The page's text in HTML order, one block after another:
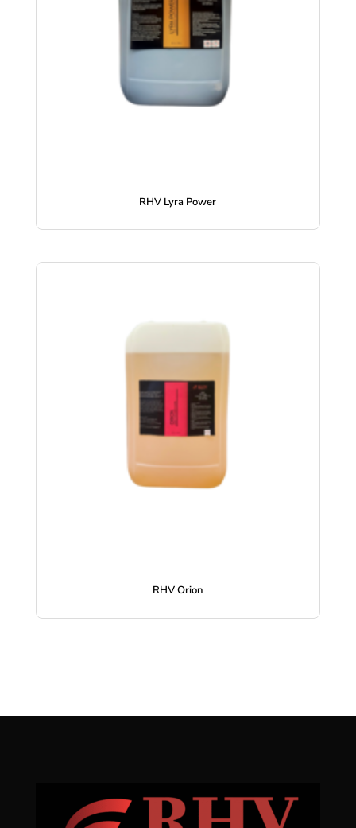
RHV Lyra Power
RHV Orion